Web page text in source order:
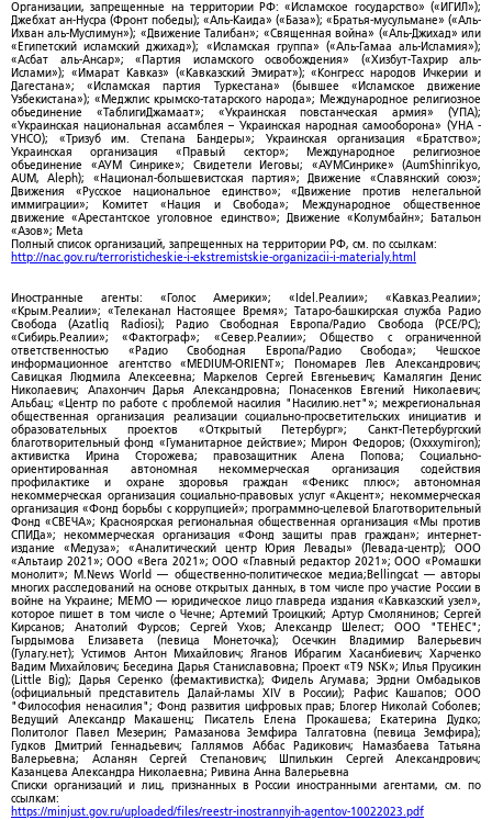
Организации, запрещенные на территории РФ: «Исламское государство» («ИГИЛ»);
Джебхат ан-Нусра (Фронт победы); «Аль-Каида» («База»); «Братья-мусульмане» («Аль-
Ихван аль-Муслимун»); «Движение Талибан»; «Священная война» («Аль-Джихад» или
«Египетский исламский джихад»); «Исламская группа» («Аль-Гамаа аль-Исламия»);
«Асбат аль-Ансар»; «Партия исламского освобождения» («Хизбут-Тахрир аль-
Ислами»); «Имарат Кавказ» («Кавказский Эмират»); «Конгресс народов Ичкерии и
Дагестана»; «Исламская партия Туркестана» (бывшее «Исламское движение
Узбекистана»); «Меджлис крымско-татарского народа»; Международное религиозное
объединение «ТаблигиДжамаат»; «Украинская повстанческая армия» (УПА);
«Украинская национальная ассамблея – Украинская народная самооборона» (УНА -
УНСО); «Тризуб им. Степана Бандеры»; Украинская организация «Братство»;
Украинская организация «Правый сектор»; Международное религиозное
объединение «АУМ Синрике»; Свидетели Иеговы; «АУМСинрике» (AumShinrikyo,
AUM, Aleph); «Национал-большевистская партия»; Движение «Славянский союз»;
Движения «Русское национальное единство»; «Движение против нелегальной
иммиграции»; Комитет «Нация и Свобода»; Международное общественное
движение «Арестантское уголовное единство»; Движение «Колумбайн»; Батальон
«Азов»; Meta
Полный список организаций, запрещенных на территории РФ, см. по ссылкам:
http://nac.gov.ru/terroristicheskie-i-ekstremistskie-organizacii-i-materialy.html
Иностранные агенты: «Голос Америки»; «Idel.Реалии»; «Кавказ.Реалии»;
«Крым.Реалии»; «Телеканал Настоящее Время»; Татаро-башкирская служба Радио
Свобода (Azatliq Radiosi); Радио Свободная Европа/Радио Свобода (PCE/PC);
«Сибирь.Реалии»; «Фактограф»; «Север.Реалии»; Общество с ограниченной
ответственностью «Радио Свободная Европа/Радио Свобода»; Чешское
информационное агентство «MEDIUM-ORIENT»; Пономарев Лев Александрович;
Савицкая Людмила Алексеевна; Маркелов Сергей Евгеньевич; Камалягин Денис
Николаевич; Апахончич Дарья Александровна; Понасенков Евгений Николаевич;
Альбац; «Центр по работе с проблемой насилия "Насилию.нет"»; межрегиональная
общественная организация реализации социально-просветительских инициатив и
образовательных проектов «Открытый Петербург»; Санкт-Петербургский
благотворительный фонд «Гуманитарное действие»; Мирон Федоров; (Oxxxymiron);
активистка Ирина Сторожева; правозащитник Алена Попова; Социально-
ориентированная автономная некоммерческая организация содействия
профилактике и охране здоровья граждан «Феникс плюс»; автономная
некоммерческая организация социально-правовых услуг «Акцент»; некоммерческая
организация «Фонд борьбы с коррупцией»; программно-целевой Благотворительный
Фонд «СВЕЧА»; Красноярская региональная общественная организация «Мы против
СПИДа»; некоммерческая организация «Фонд защиты прав граждан»; интернет-
издание «Медуза»; «Аналитический центр Юрия Левады» (Левада-центр); ООО
«Альтаир 2021»; ООО «Вега 2021»; ООО «Главный редактор 2021»; ООО «Ромашки
монолит»; M.News World — общественно-политическое медиа;Bellingcat — авторы
многих расследований на основе открытых данных, в том числе про участие России в
войне на Украине; МЕМО — юридическое лицо главреда издания «Кавказский узел»,
которое пишет в том числе о Чечне; Артемий Троицкий; Артур Смолянинов; Сергей
Кирсанов; Анатолий Фурсов; Сергей Ухов; Александр Шелест; ООО "ТЕНЕС";
Гырдымова Елизавета (певица Монеточка); Осечкин Владимир Валерьевич
(Гулагу.нет); Устимов Антон Михайлович; Яганов Ибрагим Хасанбиевич; Харченко
Вадим Михайлович; Беседина Дарья Станиславовна; Проект «T9 NSK»; Илья Прусикин
(Little Big); Дарья Серенко (фемактивистка); Фидель Агумава; Эрдни Омбадыков
(официальный представитель Далай-ламы XIV в России); Рафис Кашапов; ООО
"Философия ненасилия"; Фонд развития цифровых прав; Блогер Николай Соболев;
Ведущий Александр Макашенц; Писатель Елена Прокашева; Екатерина Дудко;
Политолог Павел Мезерин; Рамазанова Земфира Талгатовна (певица Земфира);
Гудков Дмитрий Геннадьевич; Галлямов Аббас Радикович; Намазбаева Татьяна
Валерьевна; Асланян Сергей Степанович; Шпилькин Сергей Александрович;
Казанцева Александра Николаевна; Ривина Анна Валерьевна
Списки организаций и лиц, признанных в России иностранными агентами, см. по
ссылкам:
https://minjust.gov.ru/uploaded/files/reestr-inostrannyih-agentov-10022023.pdf